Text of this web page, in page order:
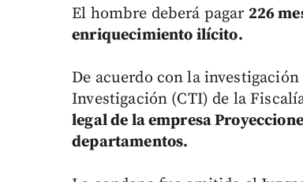
El hombre deberá pagar 226
enriquecimiento ilícito.
De acuerdo con la
Investigación (CTI) de la
legal de la empresa
departamentos.